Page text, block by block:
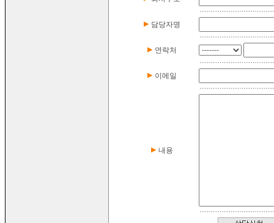
담당자명
연락처
이메일
내용